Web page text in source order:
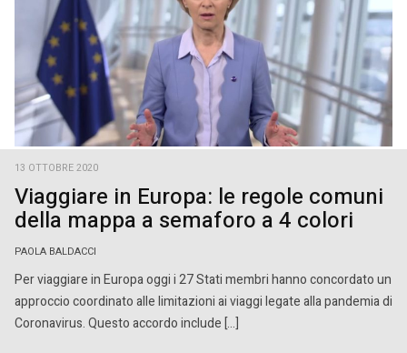
13 OTTOBRE 2020
Viaggiare in Europa: le regole comuni
della mappa a semaforo a 4 colori
PAOLA BALDACCI
Per viaggiare in Europa oggi i 27 Stati membri hanno concordato un
approccio coordinato alle limitazioni ai viaggi legate alla pandemia di
Coronavirus. Questo accordo include […]